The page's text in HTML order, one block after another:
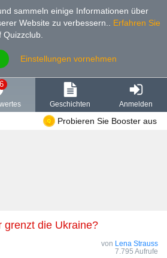
sammeln einige Informationen über
Website zu verbessern.
Erfahren Sie
Einstellungen vornehmen
6
Geschichten Anmelden
Probieren Sie Booster aus
grenzt die Ukraine?
von Lena Strauss
7.795 Aufrufe